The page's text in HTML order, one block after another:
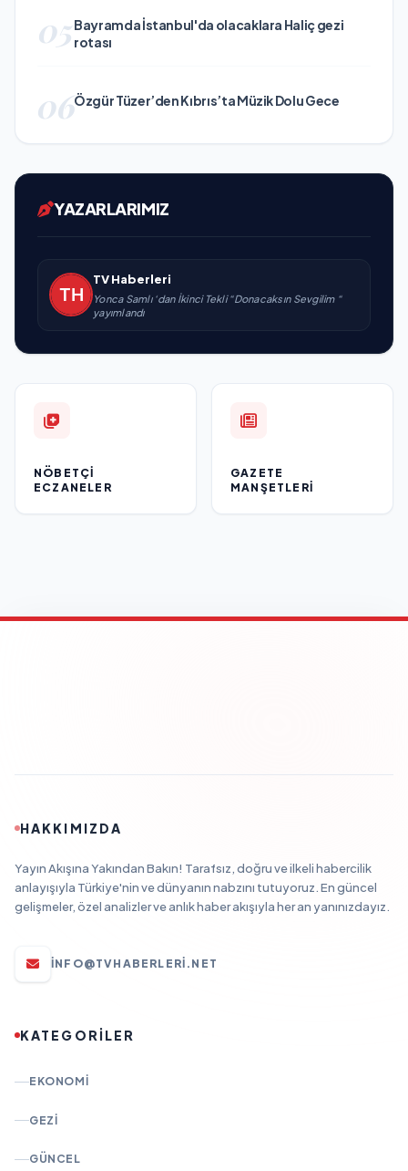
05Bayramda İstanbul'da olacaklara Haliç gezi
rotası
06Özgür Tüzer’den Kıbrıs’ta Müzik Dolu Gece
YAZARLARIMIZ
TV Haberleri
Yonca Samlı ‘dan İkinci Tekli “Donacaksın Sevgilim “
yayımlandı
NÖBETÇI
ECZANELER
GAZETE
MANŞETLERI
HAKKIMIZDA
Yayın Akışına Yakından Bakın! Tarafsız, doğru ve ilkeli habercilik
anlayışıyla Türkiye'nin ve dünyanın nabzını tutuyoruz. En güncel
gelişmeler, özel analizler ve anlık haber akışıyla her an yanınızdayız.
INFO@TVHABERLERI.NET
KATEGORİLER
EKONOMI
GEZI
GÜNCEL